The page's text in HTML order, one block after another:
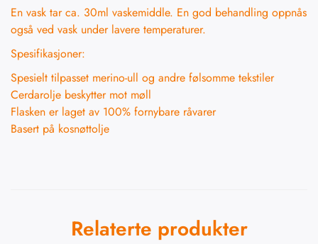
En vask tar ca. 30ml vaskemiddle. En god behandling oppnås
også ved vask under lavere temperaturer.
Spesifikasjoner:
Spesielt tilpasset merino-ull og andre følsomme tekstiler
Cerdarolje beskytter mot møll
Flasken er laget av 100% fornybare råvarer
Basert på kosnøttolje
Relaterte produkter